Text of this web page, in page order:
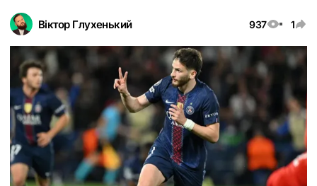
Віктор Глухенький 937 1